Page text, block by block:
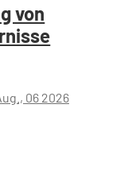
von
06 2026